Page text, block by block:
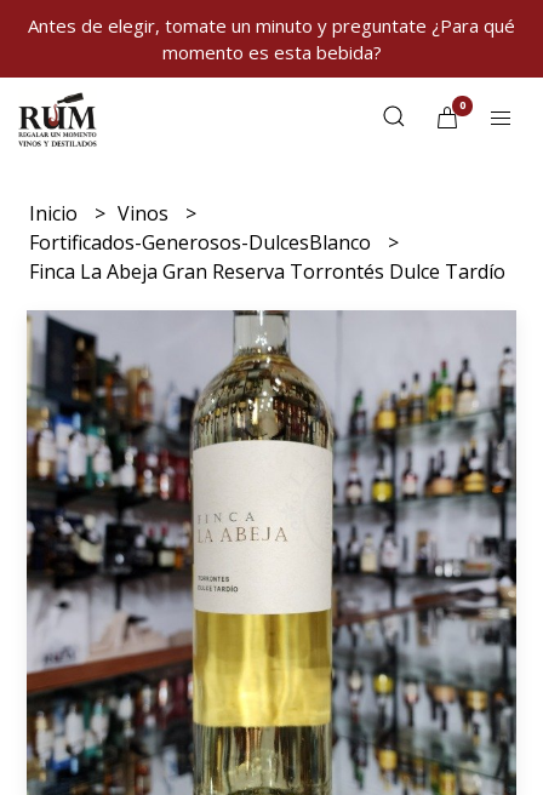
Antes de elegir, tomate un minuto y preguntate ¿Para qué
momento es esta bebida?
0
Inicio
Vinos
Fortificados-Generosos-DulcesBlanco
Finca La Abeja Gran Reserva Torrontés Dulce Tardío